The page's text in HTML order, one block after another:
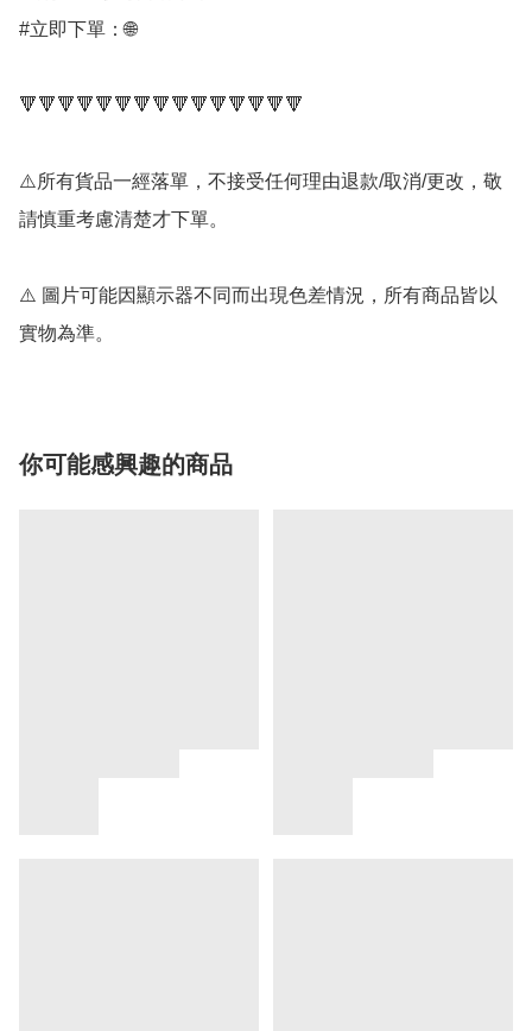
#立即下單：🌐
🔻🔻🔻🔻🔻🔻🔻🔻🔻🔻🔻🔻🔻🔻🔻
⚠️所有貨品一經落單，不接受任何理由退款/取消/更改，敬
請慎重考慮清楚才下單。
⚠️ 圖片可能因顯示器不同而出現色差情況，所有商品皆以
實物為準。
你可能感興趣的商品